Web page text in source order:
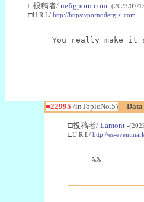
□投稿者/ nefigporn.com -(2023/07/
□U R L/ http://https://pornodergisi.com
You really make it
■22995 /inTopicNo.5)
□投稿者/ Lamont -
□U R L/ http://es-
%%